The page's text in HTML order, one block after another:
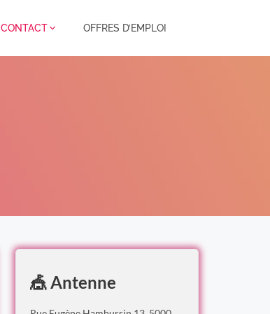
CONTACT OFFRES D’EMPLOI
🎪 Antenne